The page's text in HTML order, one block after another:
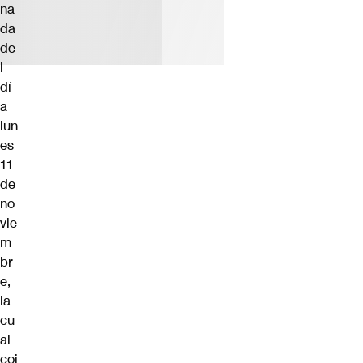
na
da
de
l
dí
a
lun
es
11
de
no
vie
m
br
e,
la
cu
al
coi